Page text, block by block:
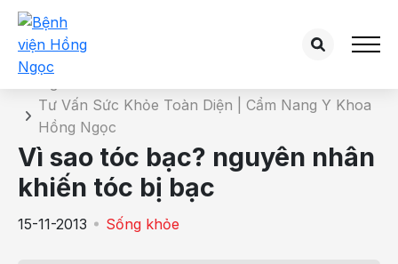
Chi tiết bài tư vấn
Tư Vấn Sức Khỏe Toàn Diện | Cẩm Nang Y Khoa
Hồng Ngọc
Vì sao tóc bạc? nguyên nhân
khiến tóc bị bạc
15-11-2013 Sống khỏe